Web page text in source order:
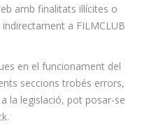
amb finalitats il·lícites o
a FILMCLUB
en el funcionament del
seccions trobés errors,
la legislació, pot posar-se